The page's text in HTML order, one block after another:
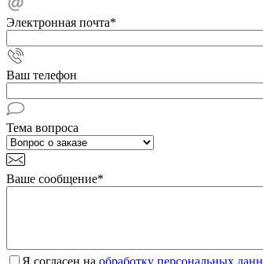
Электронная почта*
Ваш телефон
Тема вопроса
Ваше сообщение*
Я согласен на обработку персональных